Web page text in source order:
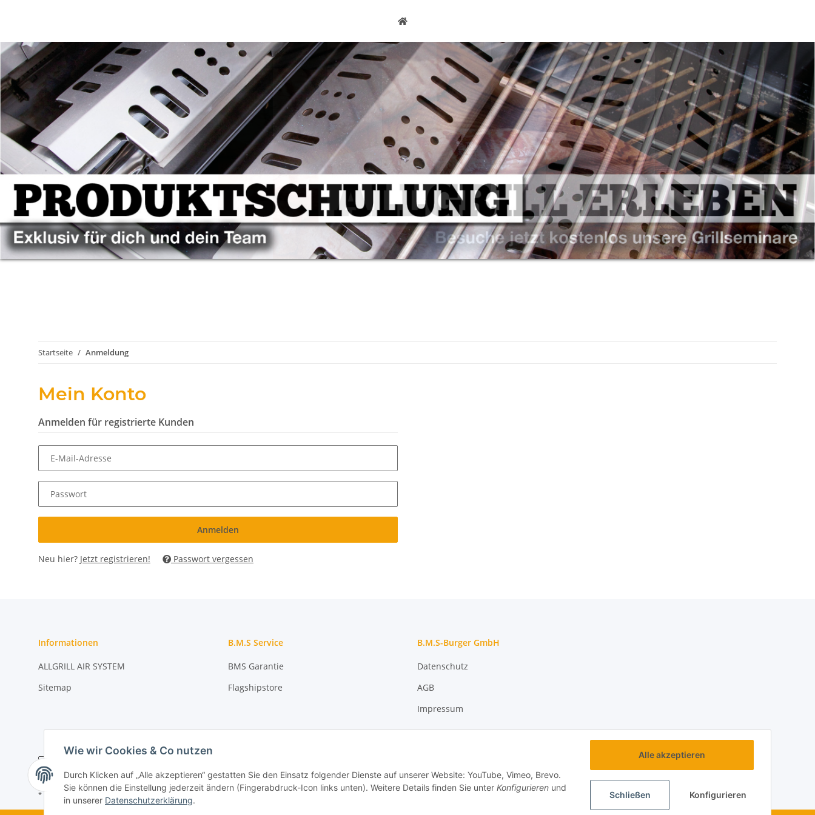
Startseite Anmeldung
Mein Konto
Anmelden für registrierte Kunden
E-Mail-Adresse
Passwort
Anmelden
Neu hier? Jetzt registrieren! Passwort vergessen
Informationen
ALLGRILL AIR SYSTEM
Sitemap
B.M.S Service
BMS Garantie
Flagshipstore
B.M.S-Burger GmbH
Datenschutz
AGB
Impressum
* Alle Preise zzgl. gesetzlicher USt.
Wie wir Cookies & Co nutzen
Durch Klicken auf „Alle akzeptieren“ gestatten Sie den Einsatz folgender Dienste auf unserer Website: YouTube, Vimeo, Brevo.
Sie können die Einstellung jederzeit ändern (Fingerabdruck-Icon links unten). Weitere Details finden Sie unter Konfigurieren und
in unserer Datenschutzerklärung.
Alle akzeptieren
Schließen Konfigurieren